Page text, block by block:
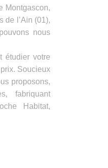
Montgascon,
de l’Ain (01),
nous
étudier votre
Soucieux
proposons,
fabriquant
Habitat,